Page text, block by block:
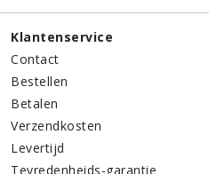
Klantenservice
Contact
Bestellen
Betalen
Verzendkosten
Levertijd
Tevredenheids-garantie